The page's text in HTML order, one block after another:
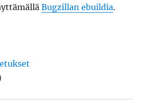
Bugzillan ebuildia.